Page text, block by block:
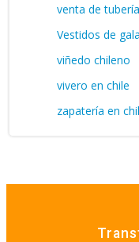
venta de
Vestidos de gala
viñedo chileno
vivero en chile
zapatería en